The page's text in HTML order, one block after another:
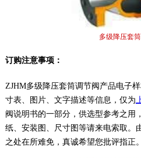
多级降压套
订购注意事项：
ZJHM多级降压套筒调节阀产品电子
寸表、图片、文字描述等信息，仅为
阀说明书的一部分，供选型参考之用
纸、安装图、尺寸图等请来电索取。
之处在所难免，真诚希望您批评指正。